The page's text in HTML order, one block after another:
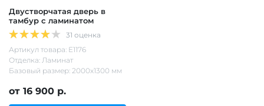
Двустворчатая дверь в
тамбур с ламинатом
31 оценка
Артикул товара: Е1176
Отделка: Ламинат
Базовый размер: 2000х1300 мм
от 16 900 р.